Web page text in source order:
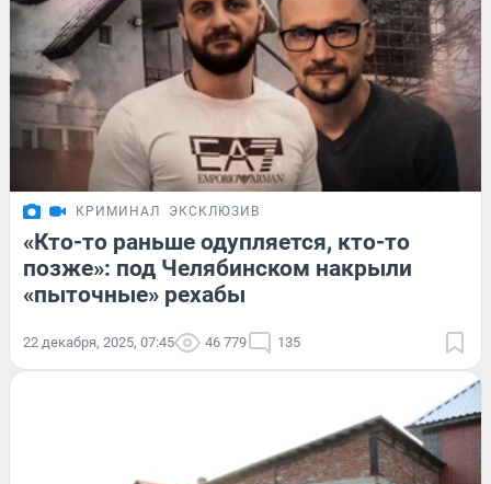
КРИМИНАЛ ЭКСКЛЮЗИВ
«Кто-то раньше одупляется, кто-то
позже»: под Челябинском накрыли
«пыточные» рехабы
22 декабря, 2025, 07:45 46 779 135